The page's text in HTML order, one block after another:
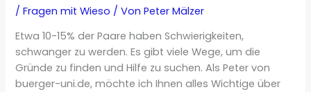
/Fragen mit Wieso / VonPeter Mälzer
Etwa 10-15% der Paare haben Schwierigkeiten,
schwanger zu werden. Es gibt viele Wege, um die
Gründe zu finden und Hilfe zu suchen. Als Peter von
buerger-uni.de, möchte ich Ihnen alles Wichtige über